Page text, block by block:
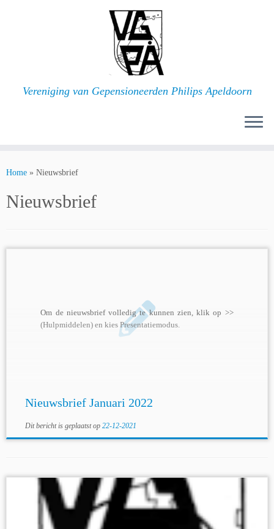
Vereniging van Gepensioneerden Philips Apeldoorn
Home » Nieuwsbrief
Nieuwsbrief
Om de nieuwsbrief volledig te kunnen zien, klik op >>
(Hulpmiddelen) en kies Presentatiemodus.
Nieuwsbrief Januari 2022
Dit bericht is geplaatst op 22-12-2021